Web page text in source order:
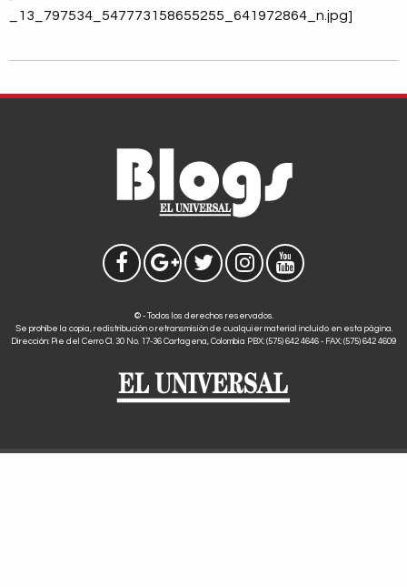
_13_797534_547773158655255_641972864_n.jpg]
© - Todos los derechos reservados.
Se prohíbe la copia, redistribución o retransmisión de cualquier material incluido en esta página.
Dirección: Pie del Cerro Cl. 30 No. 17-36 Cartagena, Colombia PBX: (575) 642 4646 - FAX: (575) 642 4609